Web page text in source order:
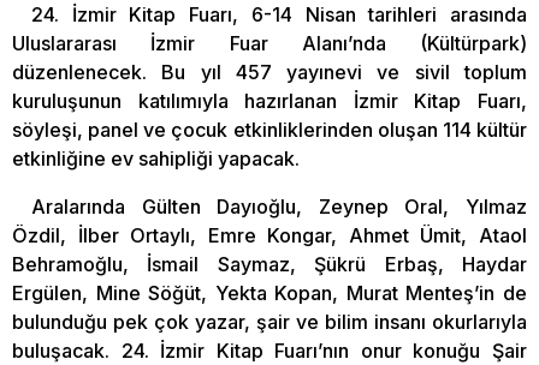
24. İzmir Kitap Fuarı, 6-14 Nisan tarihleri arasında
Uluslararası İzmir Fuar Alanı’nda (Kültürpark)
düzenlenecek. Bu yıl 457 yayınevi ve sivil toplum
kuruluşunun katılımıyla hazırlanan İzmir Kitap Fuarı,
söyleşi, panel ve çocuk etkinliklerinden oluşan 114 kültür
etkinliğine ev sahipliği yapacak.
Aralarında Gülten Dayıoğlu, Zeynep Oral, Yılmaz
Özdil, İlber Ortaylı, Emre Kongar, Ahmet Ümit, Ataol
Behramoğlu, İsmail Saymaz, Şükrü Erbaş, Haydar
Ergülen, Mine Söğüt, Yekta Kopan, Murat Menteş’in de
bulunduğu pek çok yazar, şair ve bilim insanı okurlarıyla
buluşacak. 24. İzmir Kitap Fuarı’nın onur konuğu Şair